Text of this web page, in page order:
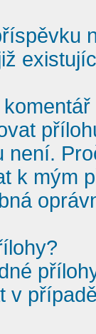
není.
k mým
v